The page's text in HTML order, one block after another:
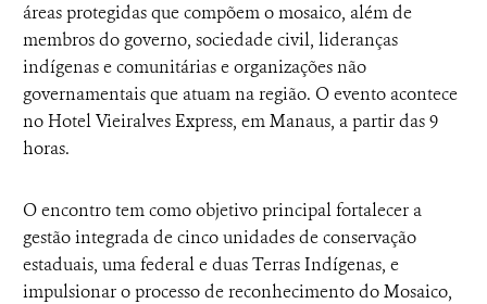
áreas protegidas que compõem o mosaico, além de
membros do governo, sociedade civil, lideranças
indígenas e comunitárias e organizações não
governamentais que atuam na região. O evento acontece
no Hotel Vieiralves Express, em Manaus, a partir das 9
horas.
O encontro tem como objetivo principal fortalecer a
gestão integrada de cinco unidades de conservação
estaduais, uma federal e duas Terras Indígenas, e
impulsionar o processo de reconhecimento do Mosaico,